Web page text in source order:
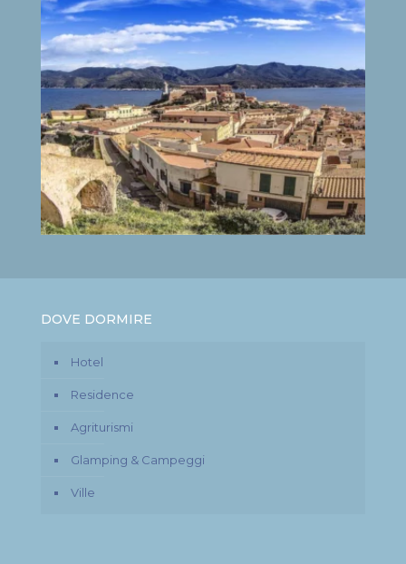
DOVE DORMIRE
Hotel
Residence
Agriturismi
Glamping & Campeggi
Ville